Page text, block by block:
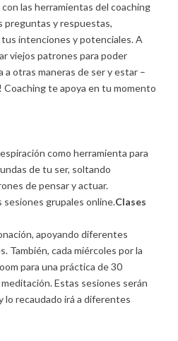
las herramientas del coaching
preguntas y respuestas,
intenciones y potenciales. A
viejos patrones para poder
a otras maneras de ser y estar –
te apoya en tu momento
como herramienta para
de tu ser, soltando
de pensar y actuar.
sesiones grupales online.Clases
apoyando diferentes
También, cada miércoles por la
para una práctica de 30
Estas sesiones serán
lo recaudado irá a diferentes